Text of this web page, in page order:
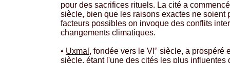
pour des sacrifices rituels. La cité a
siècle, bien que les raisons exactes ne soient
facteurs possibles on invoque des conflits
changements climatiques.
• Uxmal , fondée vers le VI e siècle, a prospéré
siècle, étant l'une des cités les plus influentes